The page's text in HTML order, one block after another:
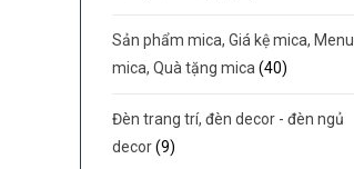
Sản phẩm mica, Giá kệ mica, Menu
mica, Quà tặng mica(40)
Đèn trang trí, đèn decor - đèn ngủ
decor(9)